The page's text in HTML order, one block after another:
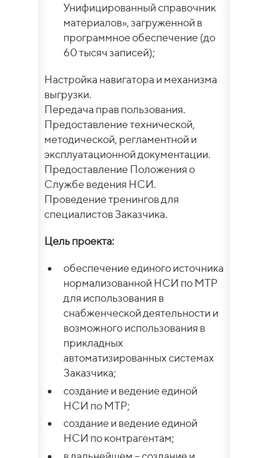
Унифицированный справочник
материалов», загруженной в
программное обеспечение (до
60 тысяч записей);
Настройка навигатора и механизма
выгрузки.
Передача прав пользования.
Предоставление технической,
методической, регламентной и
эксплуатационной документации.
Предоставление Положения о
Службе ведения НСИ.
Проведение тренингов для
специалистов Заказчика.
Цель проекта:
обеспечение единого источника
нормализованной НСИ по МТР
для использования в
снабженческой деятельности и
возможного использования в
прикладных
автоматизированных системах
Заказчика;
создание и ведение единой
НСИ по МТР;
создание и ведение единой
НСИ по контрагентам;